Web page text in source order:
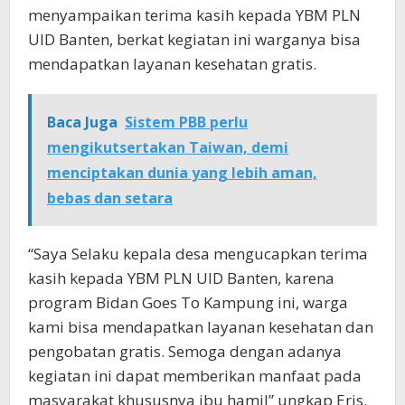
menyampaikan terima kasih kepada YBM PLN
UID Banten, berkat kegiatan ini warganya bisa
mendapatkan layanan kesehatan gratis.
Baca Juga Sistem PBB perlu
mengikutsertakan Taiwan, demi
menciptakan dunia yang lebih aman,
bebas dan setara
“Saya Selaku kepala desa mengucapkan terima
kasih kepada YBM PLN UID Banten, karena
program Bidan Goes To Kampung ini, warga
kami bisa mendapatkan layanan kesehatan dan
pengobatan gratis. Semoga dengan adanya
kegiatan ini dapat memberikan manfaat pada
masyarakat khususnya ibu hamil” ungkap Eris.